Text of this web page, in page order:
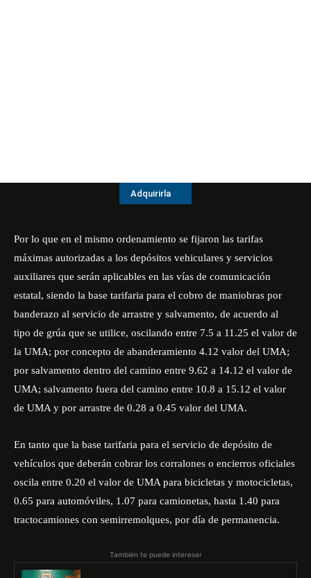
Adquirirla
Por lo que en el mismo ordenamiento se fijaron las tarifas
máximas autorizadas a los depósitos vehiculares y servicios
auxiliares que serán aplicables en las vías de comunicación
estatal, siendo la base tarifaria para el cobro de maniobras por
banderazo al servicio de arrastre y salvamento, de acuerdo al
tipo de grúa que se utilice, oscilando entre 7.5 a 11.25 el valor de
la UMA; por concepto de abanderamiento 4.12 valor del UMA;
por salvamento dentro del camino entre 9.62 a 14.12 el valor de
UMA; salvamento fuera del camino entre 10.8 a 15.12 el valor
de UMA y por arrastre de 0.28 a 0.45 valor del UMA.
En tanto que la base tarifaria para el servicio de depósito de
vehículos que deberán cobrar los corralones o encierros oficiales
oscila entre 0.20 el valor de UMA para bicicletas y motocicletas,
0.65 para automóviles, 1.07 para camionetas, hasta 1.40 para
tractocamiones con semirremolques, por día de permanencia.
También te puede interesar